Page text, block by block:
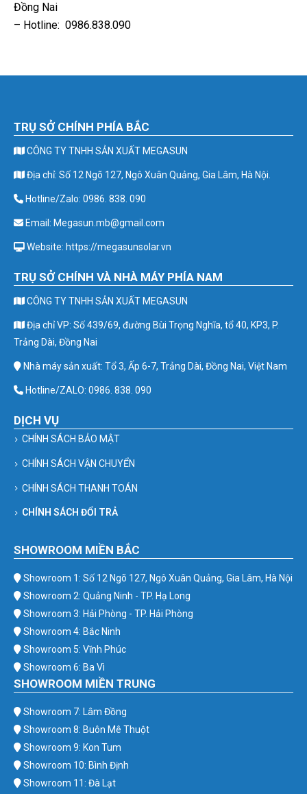
Đồng Nai
– Hotline: 0986.838.090
TRỤ SỞ CHÍNH PHÍA BẮC
CÔNG TY TNHH SẢN XUẤT MEGASUN
Địa chỉ: Số 12 Ngõ 127, Ngô Xuân Quảng, Gia Lâm, Hà Nội.
Hotline/Zalo: 0986. 838. 090
Email: Megasun.mb@gmail.com
Website: https://megasunsolar.vn
TRỤ SỞ CHÍNH VÀ NHÀ MÁY PHÍA NAM
CÔNG TY TNHH SẢN XUẤT MEGASUN
Địa chỉ VP: Số 439/69, đường Bùi Trọng Nghĩa, tổ 40, KP3, P.
Trảng Dài, Đồng Nai
Nhà máy sản xuất: Tổ 3, Ấp 6-7, Trảng Dài, Đồng Nai, Việt Nam
Hotline/ZALO: 0986. 838. 090
DỊCH VỤ
CHÍNH SÁCH BẢO MẬT
CHÍNH SÁCH VẬN CHUYỂN
CHÍNH SÁCH THANH TOÁN
CHÍNH SÁCH ĐỔI TRẢ
SHOWROOM MIỀN BẮC
Showroom 1: Số 12 Ngõ 127, Ngô Xuân Quảng, Gia Lâm, Hà Nội
Showroom 2: Quảng Ninh - TP. Hạ Long
Showroom 3: Hải Phòng - TP. Hải Phòng
Showroom 4: Bắc Ninh
Showroom 5: Vĩnh Phúc
Showroom 6: Ba Vì
SHOWROOM MIỀN TRUNG
Showroom 7: Lâm Đồng
Showroom 8: Buôn Mê Thuột
Showroom 9: Kon Tum
Showroom 10: Bình Định
Showroom 11: Đà Lạt